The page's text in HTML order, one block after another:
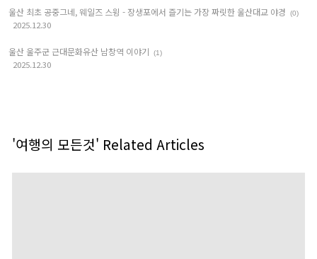
울산 최초 공중그네, 웨일즈 스윙 - 장생포에서 즐기는 가장 짜릿한 울산대교 야경 (0)
2025.12.30
울산 울주군 근대문화유산 남창역 이야기 (1)
2025.12.30
'여행의 모든것' Related Articles